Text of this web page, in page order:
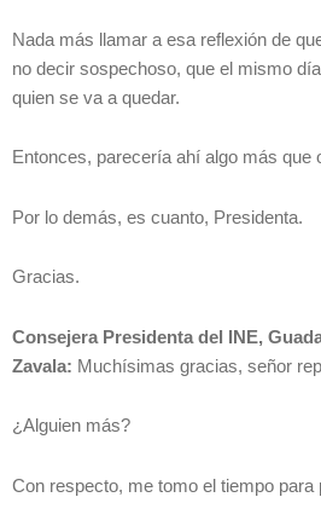
Nada más llamar a esa reflexión de
no decir sospechoso, que el mismo
quien se va a quedar.
Entonces, parecería ahí algo más que
Por lo demás, es cuanto, Presidenta.
Gracias.
Consejera Presidenta del INE,
Zavala: Muchísimas gracias, señor
¿Alguien más?
Con respecto, me tomo el tiempo para